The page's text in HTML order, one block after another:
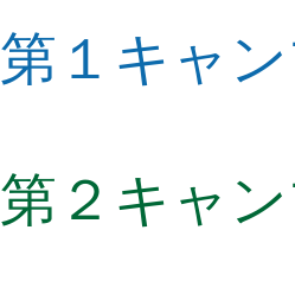
第１キャ
第２キャ